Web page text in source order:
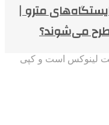
مترو |
می‌شوند؟
لینوکس است و کپی